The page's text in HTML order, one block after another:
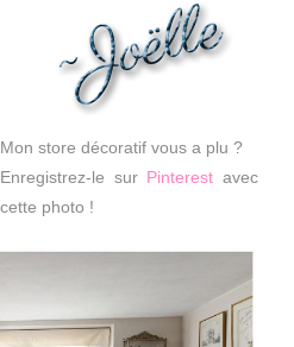
Mon store décoratif vous a plu ?
Enregistrez-le sur Pinterest avec
cette photo !